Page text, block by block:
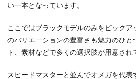
い一本となっています。
ここではブラックモデルのみをピックア
のバリエーションの豊富さも魅力のひと
ト、素材などで多くの選択肢が用意され
スピードマスターと並んでオメガを代表